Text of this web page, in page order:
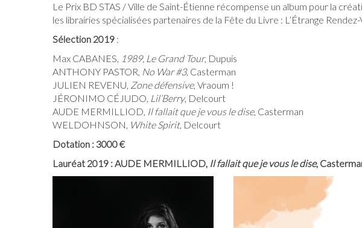
Le Prix BD STAS / Ville de Saint-Étienne récompense un album pour la
les librairies spécialisées partenaires de la Fête du Livre : L’Étrange
Sélection 2019 :
Max CABANES, 1989, Le Grand Tour, Dupuis
ANTHONY PASTOR, No War #3, Casterman
JULIEN REVENU, Zone défensive, Vraoum !
JÉRONIMO CÉJUDO, Lil’Berry, Delcourt
AUDE MERMILLIOD, Il fallait que je vous le dise, Casterman
WELDOHNSON, White Spirit, Delcourt
Dotation : 3000 €
Lauréat 2019 : AUDE MERMILLIOD, Il fallait que je vous le dise,